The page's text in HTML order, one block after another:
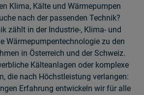
Klima, Kälte und Wärmepumpen
nach der passenden Technik?
zählt in der Industrie-, Klima- und
Wärmepumpentechnologie zu den
in Österreich und der Schweiz.
Kälteanlagen oder komplexe
die nach Höchstleistung verlangen:
Erfahrung entwickeln wir für alle